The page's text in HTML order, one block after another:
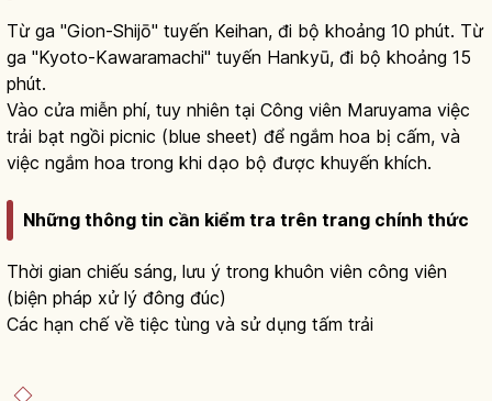
Từ ga "Gion-Shijō" tuyến Keihan, đi bộ khoảng 10 phút. Từ
ga "Kyoto-Kawaramachi" tuyến Hankyū, đi bộ khoảng 15
phút.
Vào cửa miễn phí, tuy nhiên tại Công viên Maruyama việc
trải bạt ngồi picnic (blue sheet) để ngắm hoa bị cấm, và
việc ngắm hoa trong khi dạo bộ được khuyến khích.
Những thông tin cần kiểm tra trên trang chính thức
Thời gian chiếu sáng, lưu ý trong khuôn viên công viên
(biện pháp xử lý đông đúc)
Các hạn chế về tiệc tùng và sử dụng tấm trải